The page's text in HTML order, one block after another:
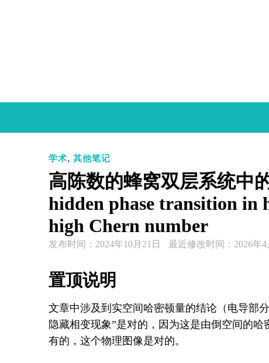
学术,其他笔记
高陈数的蜂窝双层系统中
hidden phase transition in
high Chern number
发布时间： 2024年10月21日 最近修改时间：2026年4
置顶说明
文章中涉及到实空间哈密顿量的结论（电导部
隐藏相变现象”是对的，因为这是由倒空间的
有的，这个物理图像是对的。